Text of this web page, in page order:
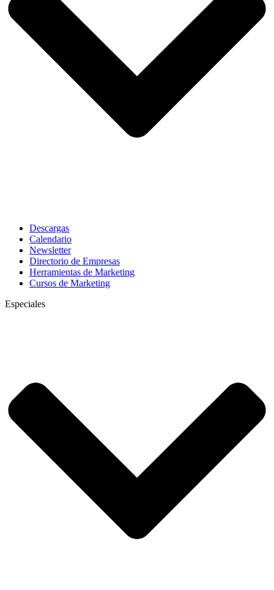
Descargas
Calendario
Newsletter
Directorio de Empresas
Herramientas de Marketing
Cursos de Marketing
Especiales